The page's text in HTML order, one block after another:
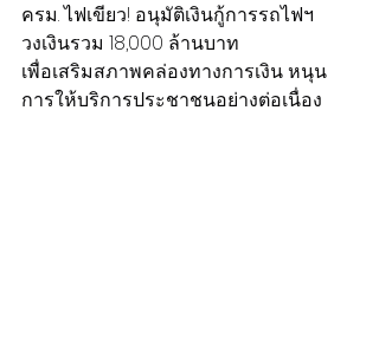
ครม. ไฟเขียว! อนุมัติเงินกู้การรถไฟฯ
วงเงินรวม 18,000 ล้านบาท
เพื่อเสริมสภาพคล่องทางการเงิน หนุน
การให้บริการประชาชนอย่างต่อเนื่อง